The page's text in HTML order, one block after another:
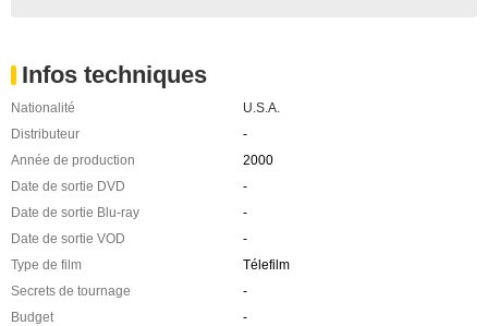
Infos techniques
Nationalité
U.S.A.
Distributeur
-
Année de production
2000
Date de sortie DVD
-
Date de sortie Blu-ray
-
Date de sortie VOD
-
Type de film
Télefilm
Secrets de tournage
-
Budget
-